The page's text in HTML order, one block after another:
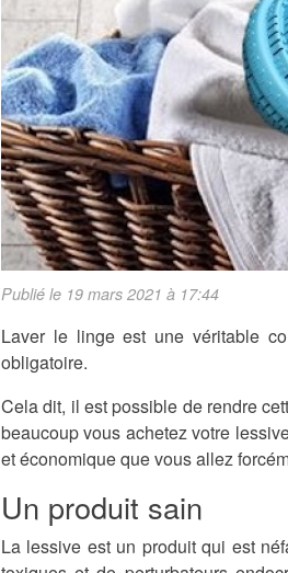
Publié le 19 mars 2021 à 17:44
Laver le linge est une véritable
obligatoire.
Cela dit, il est possible de rendre
beaucoup vous achetez votre
et économique que vous allez
Un produit sain
La lessive est un produit qui est